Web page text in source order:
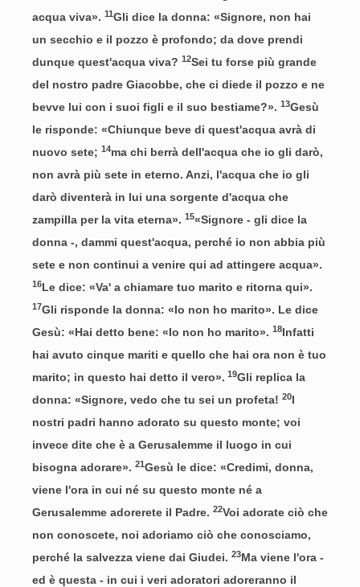
acqua viva». 11Gli dice la donna: «Signore, non hai
un secchio e il pozzo è profondo; da dove prendi
dunque quest'acqua viva? 12Sei tu forse più grande
del nostro padre Giacobbe, che ci diede il pozzo e ne
bevve lui con i suoi figli e il suo bestiame?». 13Gesù
le risponde: «Chiunque beve di quest'acqua avrà di
nuovo sete; 14ma chi berrà dell'acqua che io gli darò,
non avrà più sete in eterno. Anzi, l'acqua che io gli
darò diventerà in lui una sorgente d'acqua che
zampilla per la vita eterna». 15«Signore - gli dice la
donna -, dammi quest'acqua, perché io non abbia più
sete e non continui a venire qui ad attingere acqua».
16Le dice: «Va' a chiamare tuo marito e ritorna qui».
17Gli risponde la donna: «Io non ho marito». Le dice
Gesù: «Hai detto bene: «Io non ho marito». 18Infatti
hai avuto cinque mariti e quello che hai ora non è tuo
marito; in questo hai detto il vero». 19Gli replica la
donna: «Signore, vedo che tu sei un profeta! 20I
nostri padri hanno adorato su questo monte; voi
invece dite che è a Gerusalemme il luogo in cui
bisogna adorare». 21Gesù le dice: «Credimi, donna,
viene l'ora in cui né su questo monte né a
Gerusalemme adorerete il Padre. 22Voi adorate ciò che
non conoscete, noi adoriamo ciò che conosciamo,
perché la salvezza viene dai Giudei. 23Ma viene l'ora -
ed è questa - in cui i veri adoratori adoreranno il